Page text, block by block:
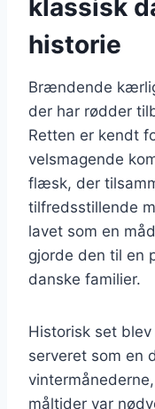
klassisk
historie
Brændende
der har rødder
Retten er kendt
velsmagende
flæsk, der
tilfredsstillende
lavet som en
gjorde den til en
danske familier.
Historisk set
serveret som en
måltider var